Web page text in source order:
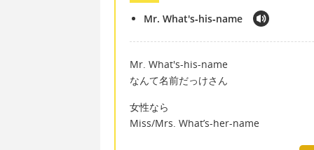
Mr. What's‐his‐name
Mr. What's‐his‐name
なんて名前だっけさん
女性なら
Miss/Mrs. What’s-her-name